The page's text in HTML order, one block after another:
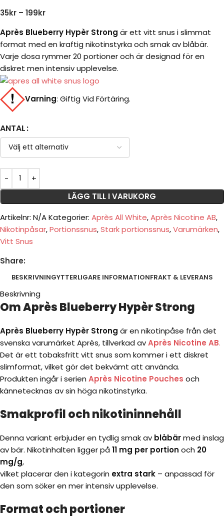
35kr – 199kr
Après Blueberry Hypèr Strong är ett vitt snus i slimmat
format med en kraftig nikotinstyrka och smak av blåbär.
Varje dosa rymmer 20 portioner och är designad för en
diskret men intensiv upplevelse.
Varning: Giftig Vid Förtäring.
ANTAL
LÄGG TILL I VARUKORG
Artikelnr: N/AKategorier: Après All White,Après Nicotine AB,
Nikotinpåsar,Portionssnus,Stark portionssnus,Varumärken,
Vitt Snus
Share:
BESKRIVNINGYTTERLIGARE INFORMATIONFRAKT & LEVERANS
Beskrivning
Om Après Blueberry Hypèr Strong
Après Blueberry Hypèr Strong är en nikotinpåse från det
svenska varumärket Après, tillverkad avAprès Nicotine AB.
Det är ett tobaksfritt vitt snus som kommer i ett diskret
slimformat, vilket gör det bekvämt att använda.
Produkten ingår i serien Après Nicotine Pouches och
kännetecknas av sin höga nikotinstyrka.
Smakprofil och nikotininnehåll
Denna variant erbjuder en tydlig smak av blåbärmed inslag
av bär. Nikotinhalten ligger på 11 mg per portion och 20
mg/g,
vilket placerar den i kategorin extra stark – anpassad för
den som söker en mer intensiv upplevelse.
Format och portioner